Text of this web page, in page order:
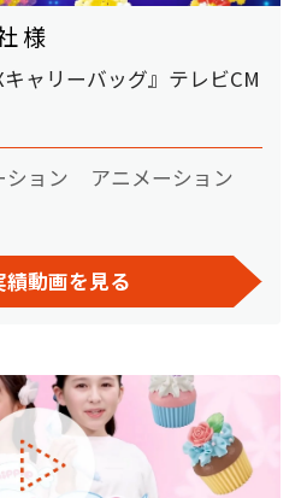
様
キャリーバッグ』テレビCM
ション
アニメーション
績動画を見る